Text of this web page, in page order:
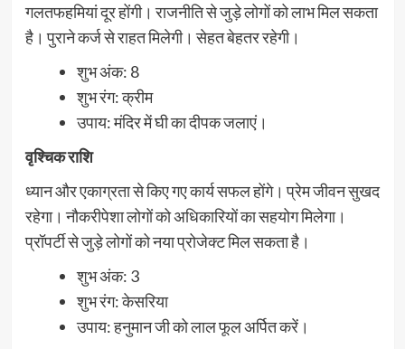
गलतफहमियां दूर होंगी। राजनीति से जुड़े लोगों को लाभ मिल सकता
है। पुराने कर्ज से राहत मिलेगी। सेहत बेहतर रहेगी।
शुभ अंक: 8
शुभ रंग: क्रीम
उपाय: मंदिर में घी का दीपक जलाएं।
वृश्चिक राशि
ध्यान और एकाग्रता से किए गए कार्य सफल होंगे। प्रेम जीवन सुखद
रहेगा। नौकरीपेशा लोगों को अधिकारियों का सहयोग मिलेगा।
प्रॉपर्टी से जुड़े लोगों को नया प्रोजेक्ट मिल सकता है।
शुभ अंक: 3
शुभ रंग: केसरिया
उपाय: हनुमान जी को लाल फूल अर्पित करें।